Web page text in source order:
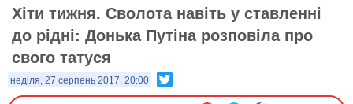
Хіти тижня. Сволота навіть у ставленні
до рідні: Донька Путіна розповіла про
свого татуся
неділя, 27 серпень 2017, 20:00